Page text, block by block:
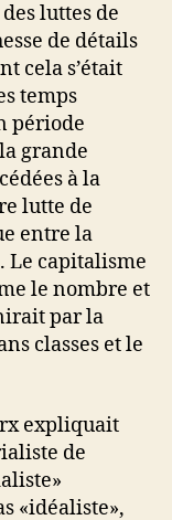
luttes de
de détails
cela s’était
temps
période
grande
à la
lutte de
entre la
Le capitalisme
le nombre et
par la
classes et le
expliquait
de
«idéaliste»,